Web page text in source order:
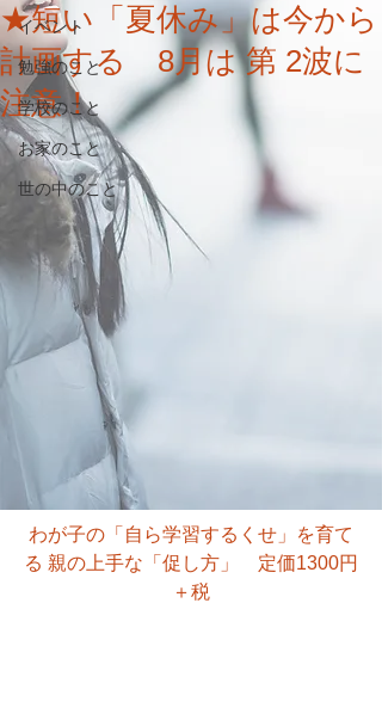
イベント
勉強のこと
学校のこと
お家のこと
世の中のこと
★短い「夏休み」は今から
計画する 8月は 第 2波に
注意！
わが子の「自ら学習するくせ」を育て
る 親の上手な「促し方」　定価1300円
＋税